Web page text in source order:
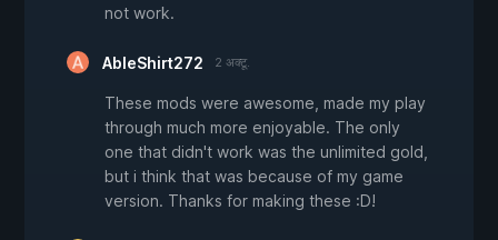
not work.
AbleShirt272 2 अक्टू.
These mods were awesome, made my play
through much more enjoyable. The only
one that didn't work was the unlimited gold,
but i think that was because of my game
version. Thanks for making these :D!